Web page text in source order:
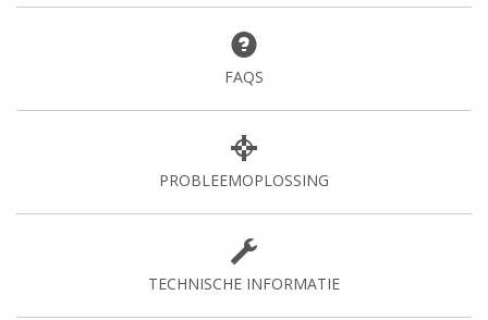
FAQS
PROBLEEMOPLOSSING
TECHNISCHE INFORMATIE